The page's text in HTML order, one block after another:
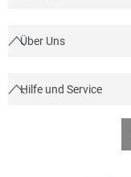
Über Uns
Hilfe und Service